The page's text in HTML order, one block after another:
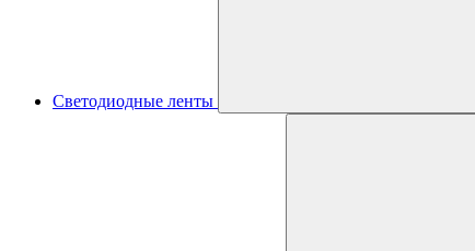
Светодиодные ленты